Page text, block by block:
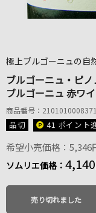
極上ブルゴーニュの自
ブルゴーニュ・ピ
ブルゴーニュ 赤ワ
商品番号：2101010008371
品切 41 ポイント
希望小売価格：5,346
ソムリエ価格：
売り切れました